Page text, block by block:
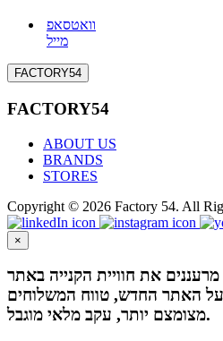
וואטסאפ
מייל
FACTORY54
FACTORY54
ABOUT US
BRANDS
STORES
Copyright © 2026 Factory 54. All
×
על האתר החדש, טווח המשלוחים
מצומצם יותר, עקב מלאי מוגבל.